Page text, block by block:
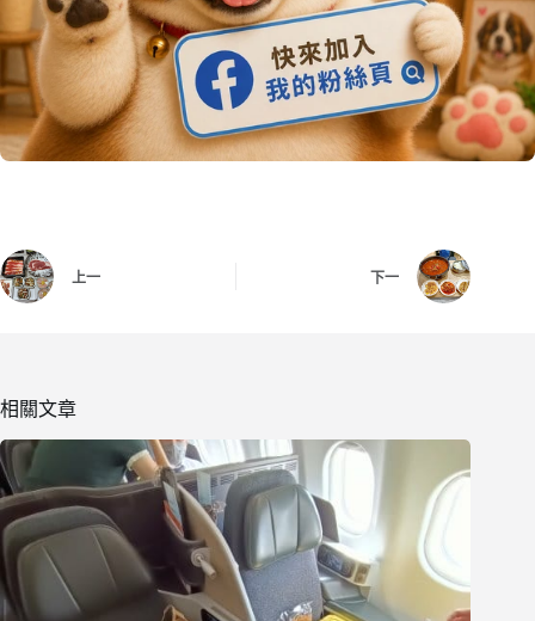
上一 下一
相關文章